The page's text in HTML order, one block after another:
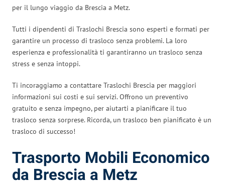
per il lungo viaggio da Brescia a Metz.
Tutti i dipendenti di Traslochi Brescia sono esperti e formati per
garantire un processo di trasloco senza problemi. La loro
esperienza e professionalità ti garantiranno un trasloco senza
stress e senza intoppi.
Ti incoraggiamo a contattare Traslochi Brescia per maggiori
informazioni sui costi e sui servizi. Offrono un preventivo
gratuito e senza impegno, per aiutarti a pianificare il tuo
trasloco senza sorprese. Ricorda, un trasloco ben pianificato è un
trasloco di successo!
Trasporto Mobili Economico
da Brescia a Metz